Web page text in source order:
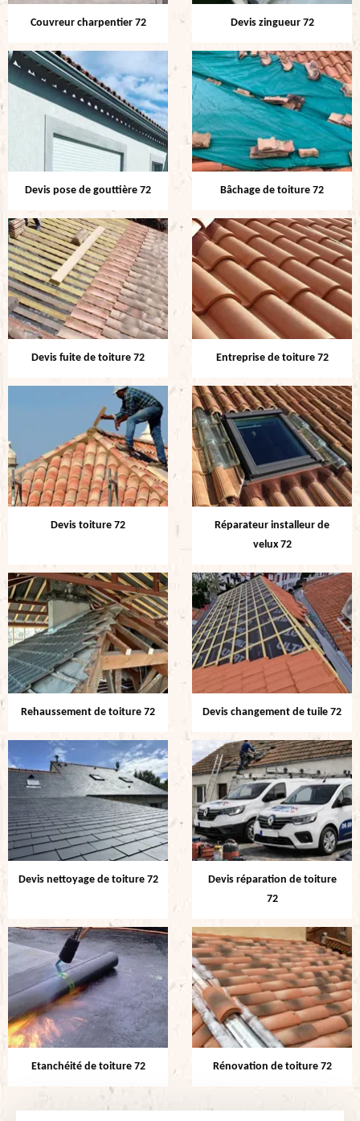
Couvreur charpentier 72 Devis zingueur 72
Devis pose de gouttière 72 Bâchage de toiture 72
Devis fuite de toiture 72 Entreprise de toiture 72
Devis toiture 72
Réparateur installeur de
velux 72
Rehaussement de toiture 72 Devis changement de tuile 72
Devis nettoyage de toiture 72
Devis réparation de toiture
72
Etanchéité de toiture 72 Rénovation de toiture 72